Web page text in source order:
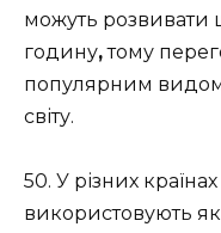
можуть розвивати
годину,тому
популярним видом
світу.
50. У різних країнах
використовують